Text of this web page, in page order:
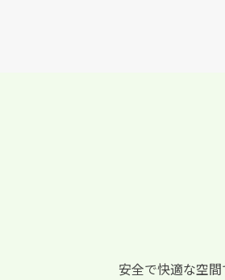
安全で快適な空